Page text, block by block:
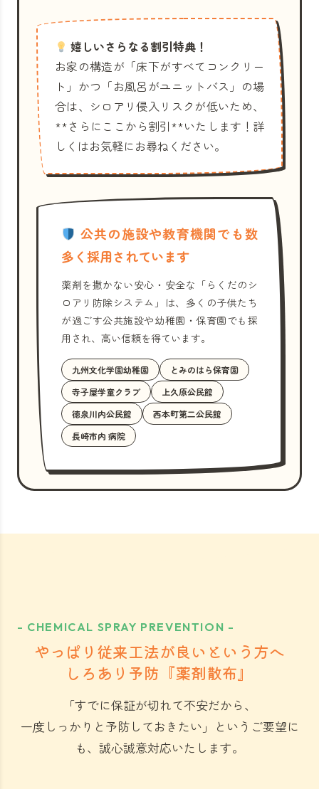
嬉しいさらなる割引特典！
お家の構造が「床下がすべてコンクリー
ト」かつ「お風呂がユニットバス」の場
合は、シロアリ侵入リスクが低いため、
**さらにここから割引**いたします！詳
しくはお気軽にお尋ねください。
公共の施設や教育機関でも数
多く採用されています
薬剤を撒かない安心・安全な「らくだのシ
ロアリ防除システム」は、多くの子供たち
が過ごす公共施設や幼稚園・保育園でも採
用され、高い信頼を得ています。
九州文化学園幼稚園
とみのはら保育園
寺子屋学童クラブ
上久原公民館
徳泉川内公民館
西本町第二公民館
長崎市内 病院
- CHEMICAL SPRAY PREVENTION -
やっぱり従来工法が良いという方へ
しろあり予防『薬剤散布』
「すでに保証が切れて不安だから、
一度しっかりと予防しておきたい」 というご要望に
も、誠心誠意対応いたします。